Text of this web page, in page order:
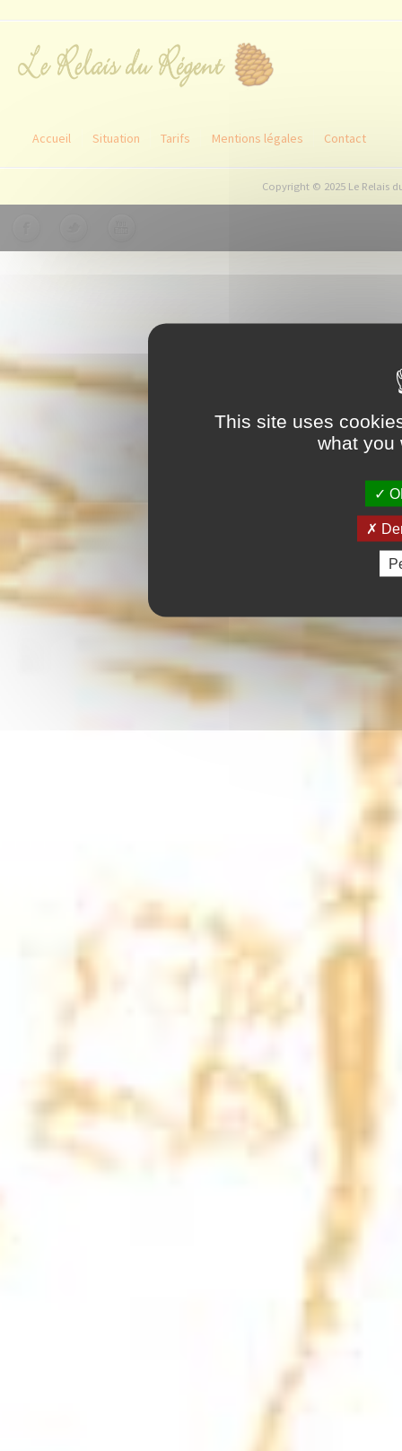
Accueil Situation Tarifs Mentions légales Contact
Copyright © 2025 Le Relais
This site uses
what you